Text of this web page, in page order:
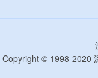
Copyright © 1998-2020